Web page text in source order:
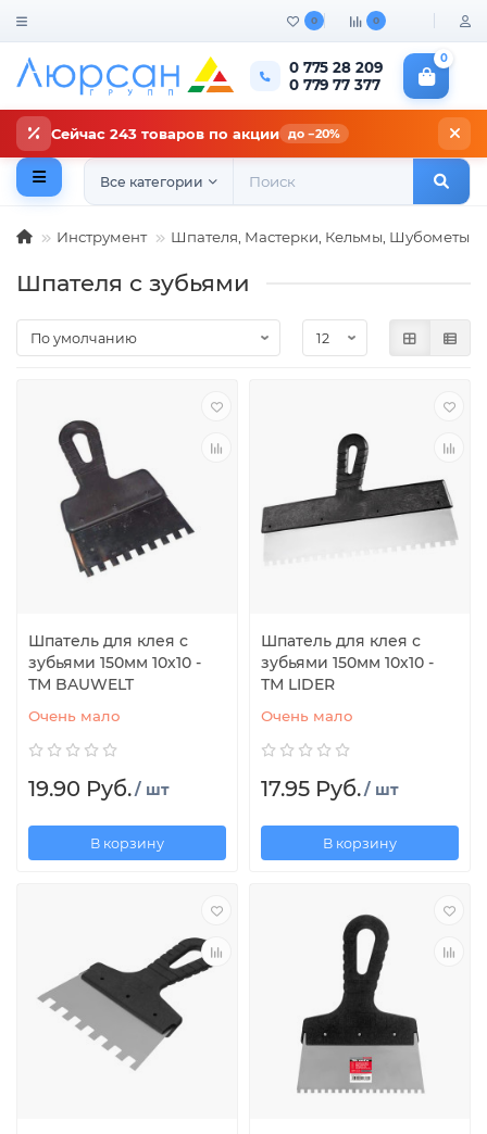
0 0
0 775 28 209
0 779 77 377
0
Сейчас 243 товаров по акции до −20%
Все категории
Инструмент Шпателя, Мастерки, Кельмы, Шубометы
Шпателя с зубьями
Шпатель для клея с
зубьями 150мм 10х10 -
ТМ BAUWELT
Очень мало
19.90 Руб./ шт
В корзину
Шпатель для клея с
зубьями 150мм 10х10 -
ТМ LIDER
Очень мало
17.95 Руб./ шт
В корзину